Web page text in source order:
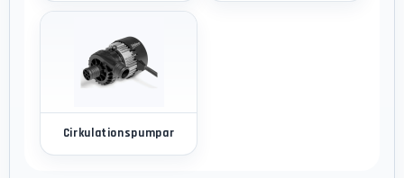
Cirkulationspumpar